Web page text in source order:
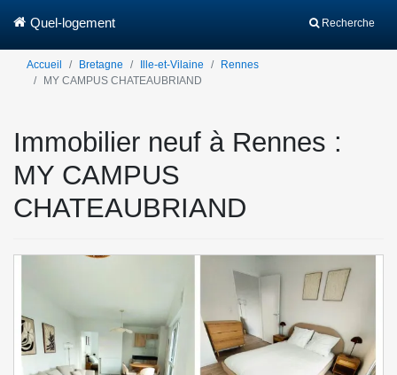
Recherche
Quel-logement
Accueil Bretagne Ille-et-Vilaine
Rennes
MY CAMPUS CHATEAUBRIAND
Immobilier neuf à Rennes :
MY CAMPUS
CHATEAUBRIAND